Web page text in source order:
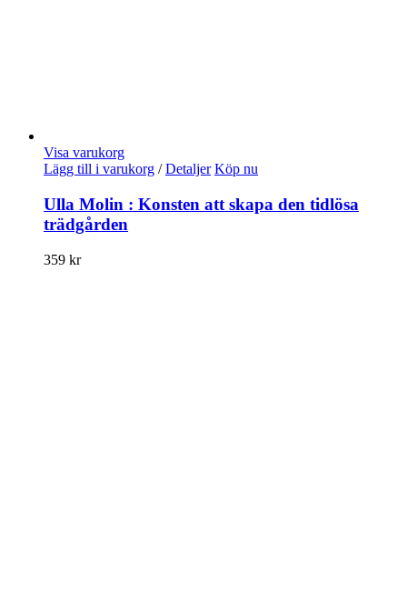
Visa varukorg
Lägg till i varukorg / Detaljer Köp nu
Ulla Molin : Konsten att skapa den tidlösa
trädgården
359 kr